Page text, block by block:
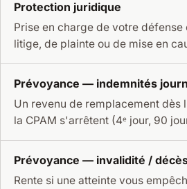
Protection juridique
Prise en charge de votre
litige, de plainte ou de mise en
Prévoyance — indemnités
Un revenu de remplacement dès
la CPAM s'arrêtent (4ᵉ jour, 90
Prévoyance — invalidité /
Rente si une atteinte vous